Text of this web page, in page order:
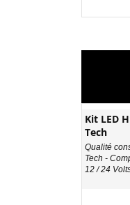
Kit LED
Tech
Qualité
Tech -
12 / 24